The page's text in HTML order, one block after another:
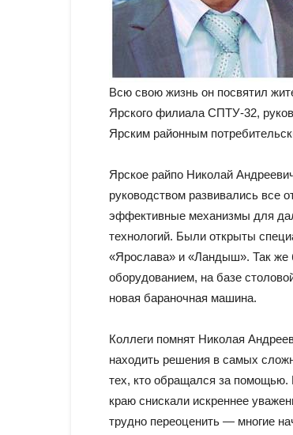
Всю свою жизнь он посвятил
Ярского филиала СПТУ-32,
Ярским районным
Ярское райпо Николай
руководством развивались все
эффективные механизмы для
технологий. Были открыты
«Ярослава» и «Ландыш». Так же
оборудованием, на базе
новая бараночная машина.
Коллеги помнят Николая
находить решения в самых
тех, кто обращался за помощью.
краю снискали искреннее
трудно переоценить — многие